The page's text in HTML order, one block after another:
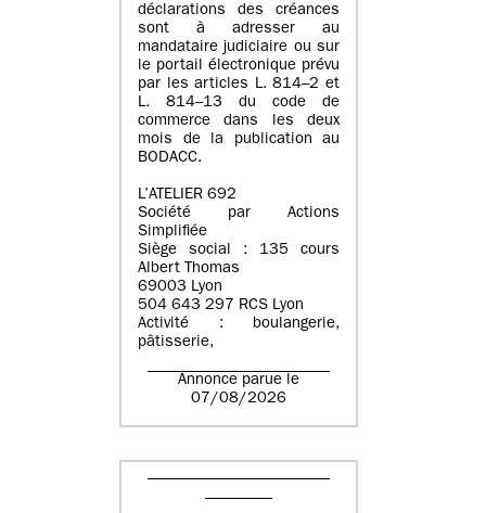
déclarations des créances
sont à adresser au
mandataire judiciaire ou sur
le portail électronique prévu
par les articles L. 814–2 et
L. 814–13 du code de
commerce dans les deux
mois de la publication au
BODACC.
L’ATELIER 692
Société par Actions
Simplifiée
Siège social : 135 cours
Albert Thomas
69003 Lyon
504 643 297 RCS Lyon
Activité : boulangerie,
pâtisserie,
Annonce parue le
07/08/2026